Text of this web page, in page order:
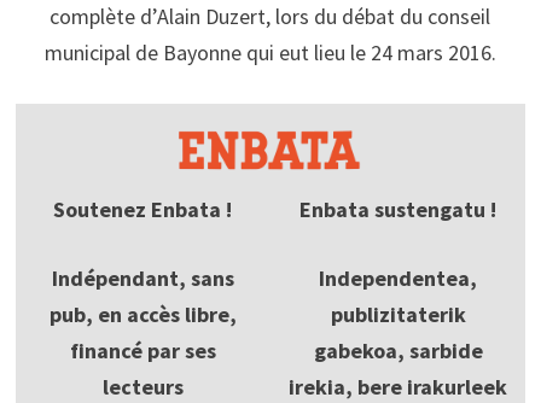
complète d’Alain Duzert, lors du débat du conseil
municipal de Bayonne qui eut lieu le 24 mars 2016.
Soutenez Enbata !
Indépendant, sans
pub, en accès libre,
financé par ses
lecteurs
Enbata sustengatu !
Independentea,
publizitaterik
gabekoa, sarbide
irekia, bere irakurleek